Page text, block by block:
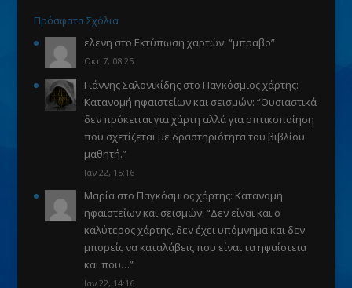
Πρόσφατα Σχόλια
ελενη στο Εκτύπωση χαρτών: “μπραβο”
Οκτ 7, 08:25
Γιάννης Σαλονικίδηςστο Παγκόσμιος χάρτης:
Κατανομή ηφαιστείων και σεισμών: “Ουσιαστικά
δεν πρόκειται για χάρτη αλλά για οπτικοποίηση
που σχετίζεται με δραστηριότητα του βιβλίου
μαθητή.”
Ιαν 22, 15:16
Μαρίαστο Παγκόσμιος χάρτης: Κατανομή
ηφαιστείων και σεισμών: “Δεν είναι και ο
καλύτερος χάρτης, δεν έχει υπόμνημα και δεν
μπορείς να καταλάβεις που είναι τα ηφαίστεια
και που…”
Ιαν 22, 14:16